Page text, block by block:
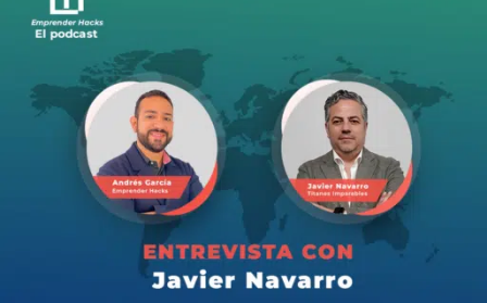
maestra detrás de más de 10 millones de emails enviados
al año: Paco Vargas.
Descubre cómo este gurú del marketing digital ha
revolucionado las tácticas de email marketing,
construyendo listas de suscriptores y generando ventas
sin depender de algoritmos o publicidad costosa.
Acompáñanos en una charla reveladora donde Paco
comparte sus secretos para evitar la bandeja de spam,
escribir emails irresistibles.